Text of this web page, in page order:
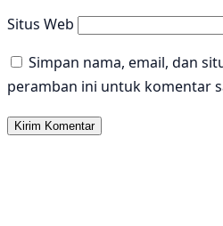
Situs Web
Simpan nama, email, dan
peramban ini untuk komentar